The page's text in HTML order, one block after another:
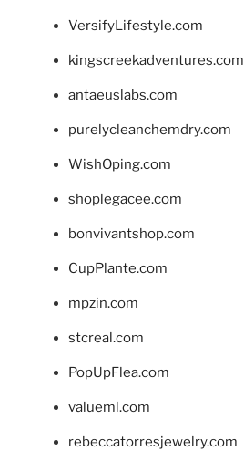
VersifyLifestyle.com
kingscreekadventures.com
antaeuslabs.com
purelycleanchemdry.com
WishOping.com
shoplegacee.com
bonvivantshop.com
CupPlante.com
mpzin.com
stcreal.com
PopUpFlea.com
valueml.com
rebeccatorresjewelry.com